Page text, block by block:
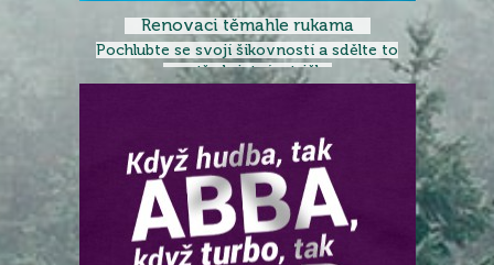
Renovaci těmahle rukama
Pochlubte se svojí šikovností a sdělte to
prostřednictvím trička